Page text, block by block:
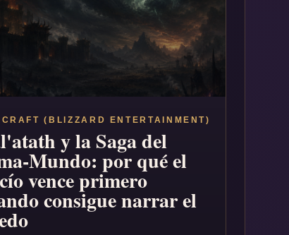
(BLIZZARD ENTERTAINMENT)
y la Saga del
Mundo: por qué el
vence primero
consigue narrar el